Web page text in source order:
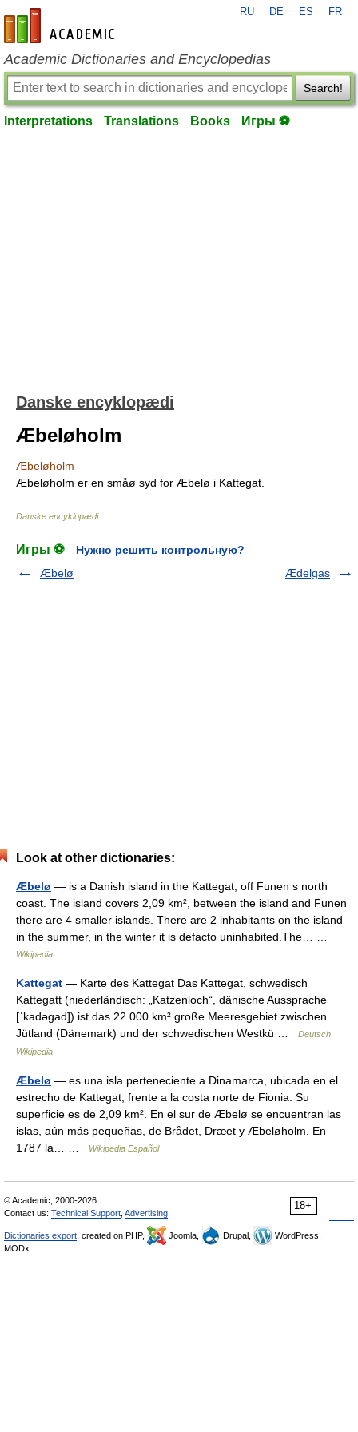
en-academic.com
RU DE ES FR
Academic Dictionaries and Encyclopedias
Search!
Interpretations Translations Books Игры ⚽
Danske encyklopædi
Æbeløholm
Æbeløholm
Æbeløholm er en småø syd for Æbelø i Kattegat.
Danske encyklopædi.
Игры ⚽
Нужно решить контрольную?
Æbelø
Ædelgas
Look at other dictionaries:
Æbelø — is a Danish island in the Kattegat, off Funen s north
coast. The island covers 2,09 km², between the island and Funen
there are 4 smaller islands. There are 2 inhabitants on the island
in the summer, in the winter it is defacto uninhabited.The… …
Wikipedia
Kattegat — Karte des Kattegat Das Kattegat, schwedisch
Kattegatt (niederländisch: „Katzenloch“, dänische Aussprache
[ˈkadəgad]) ist das 22.000 km² große Meeresgebiet zwischen
Jütland (Dänemark) und der schwedischen Westkü …
Deutsch
Wikipedia
Æbelø — es una isla perteneciente a Dinamarca, ubicada en el
estrecho de Kattegat, frente a la costa norte de Fionia. Su
superficie es de 2,09 km². En el sur de Æbelø se encuentran las
islas, aún más pequeñas, de Brådet, Dræet y Æbeløholm. En
1787 la… …
Wikipedia Español
18+
© Academic, 2000-2026
Contact us: Technical Support Advertising
Dictionaries export , created on PHP, Joomla, Drupal,
WordPress,
MODx.